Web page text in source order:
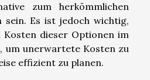
zum herkömmlichen
sein. Es ist jedoch wichtig,
Kosten dieser Optionen im
um unerwartete Kosten zu
effizient zu planen.